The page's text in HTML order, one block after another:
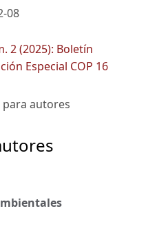
08
2 (2025): Boletín
Especial COP 16
autores